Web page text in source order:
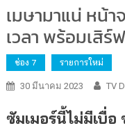
เมษามาแน่ หน้า
เวลา พร้อมเสิร์
ช่อง 7 รายการใหม่
30 มีนาคม 2023 TV
ซัมเมอร์นี้ไม่มีเบื่อ